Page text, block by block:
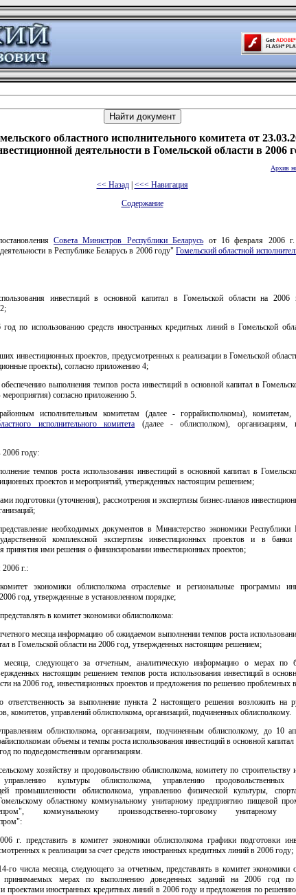
областного исполнительного комитета от
деятельности в Гомельской области в 2006
Архив
<< Назад| <<< Навигация
Содержание
Совета Министров Республики Беларусь от 16 февраля 2006
в Республике Беларусь в 2006 году"Гомельский областной
инвестиций в основной капитал в Гомельской области на 2006
год по использованию средств иностранных кредитных линий в Гомельской
инвестиционных проектов, предусмотренных к реализации в Гомельской
проекты), согласно приложению 4;
выполнения темпов роста инвестиций в основной капитал в
мероприятия) согласно приложению 5.
исполнительным комитетам (далее - горрайисполкомы), комитетам,
исполнительного комитета (далее - облисполком), организациям,
2006 году:
темпов роста использования инвестиций в основной капитал в
проектов и мероприятий, утвержденных настоящим решением;
подготовки (уточнения), рассмотрения и экспертизы бизнес-планов
необходимых документов в Министерство экономики Республики
комплексной экспертизы инвестиционных проектов и в банки
принятия ими решения о финансировании инвестиционных проектов;
2006 г.:
экономики облисполкома отраслевые и региональные программы
год, утвержденные в установленном порядке;
в комитет экономики облисполкома:
месяца информацию об ожидаемом выполнении темпов роста
в Гомельской области на 2006 год, утвержденных настоящим решением;
следующего за отчетным, аналитическую информацию о мерах по
настоящим решением темпов роста использования инвестиций в
на 2006 год, инвестиционных проектов и предложения по решению проблемных
ответственность за выполнение пункта 2 настоящего решения возложить на
комитетов, управлений облисполкома, организаций, подчиненных облисполкому.
облисполкома, организациям, подчиненным облисполкому, до 10
объемы и темпы роста использования инвестиций в основной
по подведомственным организациям.
хозяйству и продовольствию облисполкома, комитету по строительству
управлению культуры облисполкома, управлению
промышленности облисполкома, управлению физической культуры,
областному коммунальному унитарному предприятию пищевой
коммунальному производственно-торговому унитарному
г. представить в комитет экономики облисполкома графики подготовки
к реализации за счет средств иностранных кредитных линий в 2006 году;
го числа месяца, следующего за отчетным, представлять в комитет экономики
мерах по выполнению доведенных заданий на 2006 год по
проектами иностранных кредитных линий в 2006 году и предложения по